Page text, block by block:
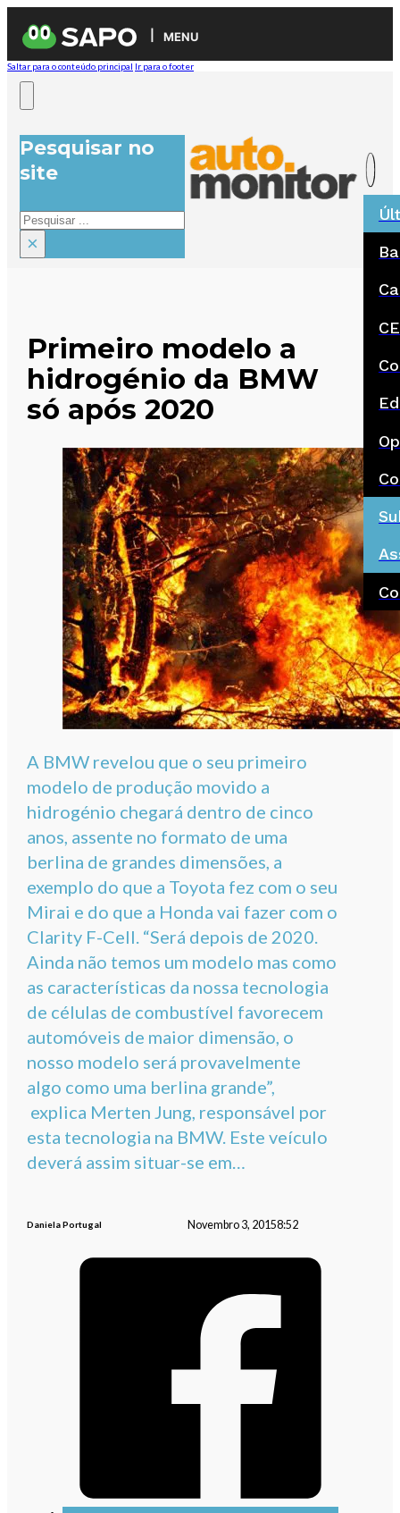
MENU
Saltar para o conteúdo principal Ir para o footer
Pesquisar no
site
Pesquisar
×
Primeiro modelo a
hidrogénio da BMW
só após 2020
A BMW revelou que o seu primeiro
modelo de produção movido a
hidrogénio chegará dentro de cinco
anos, assente no formato de uma
berlina de grandes dimensões, a
exemplo do que a Toyota fez com o seu
Mirai e do que a Honda vai fazer com o
Clarity F-Cell. “Será depois de 2020.
Ainda não temos um modelo mas como
as características da nossa tecnologia
de células de combustível favorecem
automóveis de maior dimensão, o
nosso modelo será provavelmente
algo como uma berlina grande”,
explica Merten Jung, responsável por
esta tecnologia na BMW. Este veículo
deverá assim situar-se em…
Daniela Portugal Novembro 3, 20158:52